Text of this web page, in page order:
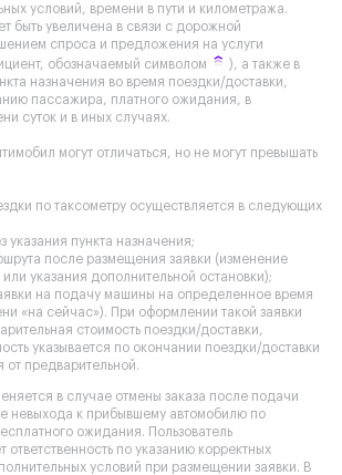
условий, времени в пути и километража.
быть увеличена в связи с дорожной
спроса и предложения на услуги
обозначаемый символом
), а также в
назначения во время поездки/доставки,
пассажира, платного ожидания, в
суток и в иных случаях.
могут отличаться, но не могут превышать
по таксометру осуществляется в следующих
указания пункта назначения;
после размещения заявки (изменение
указания дополнительной остановки);
на подачу машины на определенное время
«на сейчас»). При оформлении такой заявки
стоимость поездки/доставки,
указывается по окончании поездки/доставки
от предварительной.
в случае отмены заказа после подачи
невыхода к прибывшему автомобилю по
ожидания. Пользователь
ответственность по указанию корректных
условий при размещении заявки. В